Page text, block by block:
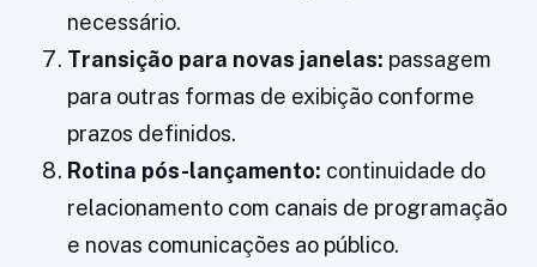
necessário.
Transição para novas janelas: passagem
para outras formas de exibição conforme
prazos definidos.
Rotina pós-lançamento: continuidade do
relacionamento com canais de programação
e novas comunicações ao público.